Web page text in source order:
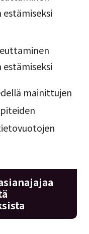
mainittujen